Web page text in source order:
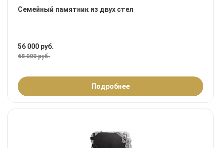
Семейный памятник из двух стел
56 000 руб.
68 000 руб.
Подробнее